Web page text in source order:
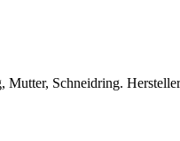
Schneidring.